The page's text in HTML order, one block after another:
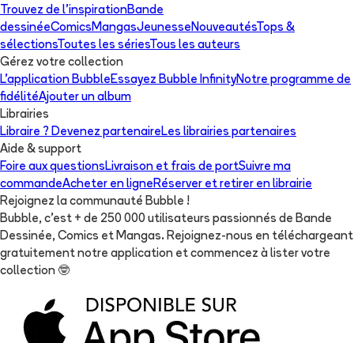
Trouvez de l'inspirationBande
dessinéeComics MangasJeunesse NouveautésTops &
sélectionsToutes les sériesTous les auteurs
Gérez votre collection
L'application Bubble Essayez Bubble InfinityNotre programme de
fidélitéAjouter un album
Librairies
Libraire ? Devenez partenaire Les librairies partenaires
Aide & support
Foire aux questions Livraison et frais de portSuivre ma
commandeAcheter en ligne Réserver et retirer en librairie
Rejoignez la communauté Bubble !
Bubble, c'est + de 250 000 utilisateurs passionnés de Bande
Dessinée, Comics et Mangas. Rejoignez-nous en téléchargeant
gratuitement notre application et commencez à lister votre
collection 🤓